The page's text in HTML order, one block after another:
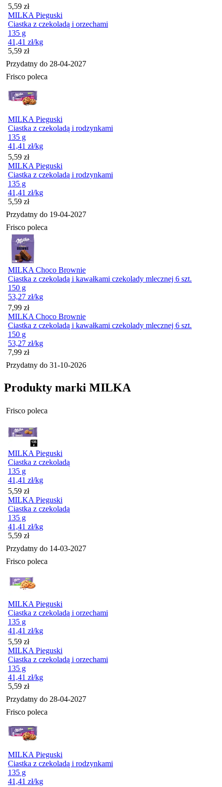
Cena
5,59 zł
MILKA Pieguski
Ciastka z czekoladą i orzechami
135 g
41,41 zł/kg
Cena
5,59 zł
Przydatny do 28-04-2027
Frisco poleca
MILKA Pieguski
Ciastka z czekoladą i rodzynkami
135 g
41,41 zł/kg
Cena
5,59 zł
MILKA Pieguski
Ciastka z czekoladą i rodzynkami
135 g
41,41 zł/kg
Cena
5,59 zł
Przydatny do 19-04-2027
Frisco poleca
MILKA Choco Brownie
Ciastka z czekoladą i kawałkami czekolady mlecznej 6 szt.
150 g
53,27 zł/kg
Cena
7,99 zł
MILKA Choco Brownie
Ciastka z czekoladą i kawałkami czekolady mlecznej 6 szt.
150 g
53,27 zł/kg
Cena
7,99 zł
Przydatny do 31-10-2026
Produkty marki MILKA
Frisco poleca
MILKA Pieguski
Ciastka z czekoladą
135 g
41,41 zł/kg
Cena
5,59 zł
MILKA Pieguski
Ciastka z czekoladą
135 g
41,41 zł/kg
Cena
5,59 zł
Przydatny do 14-03-2027
Frisco poleca
MILKA Pieguski
Ciastka z czekoladą i orzechami
135 g
41,41 zł/kg
Cena
5,59 zł
MILKA Pieguski
Ciastka z czekoladą i orzechami
135 g
41,41 zł/kg
Cena
5,59 zł
Przydatny do 28-04-2027
Frisco poleca
MILKA Pieguski
Ciastka z czekoladą i rodzynkami
135 g
41,41 zł/kg